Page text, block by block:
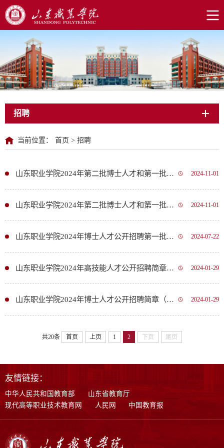
招聘
当前位置： 首页 > 招聘
山东职业学院2024年第二批博士人才和第一批高技能人才公开招聘拟聘用人员公示 2024-11-01
山东职业学院2024年第二批博士人才和第一批高技能人才公开招聘拟聘用人员公示 2024-11-01
山东职业学院2024年博士人才公开招聘第一批拟聘用人员公示 2024-07-22
山东职业学院2024年高技能人才公开招聘简章（长期招聘） 2024-01-29
山东职业学院2024年博士人才公开招聘简章（长期招聘） 2024-01-29
共20条 首页 上页 1 2 下页 尾页
友情链接：
中华人民共和国教育部
山东省教育厅
现代高等职业技术教育网
人民网 中国教育报